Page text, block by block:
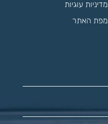
מדיניות עוגיות
מפת האתר